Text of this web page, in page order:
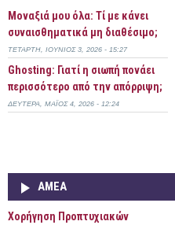
Μοναξιά μου όλα: Τί με κάνει
συναισθηματικά μη διαθέσιμο;
ΤΕΤΆΡΤΗ, ΙΟΎΝΙΟΣ 3, 2026 - 15:27
Ghosting: Γιατί η σιωπή πονάει
περισσότερο από την απόρριψη;
ΔΕΥΤΈΡΑ, ΜΆΙΟΣ 4, 2026 - 12:24
ΑΜΕΑ
Χορήγηση Προπτυχιακών